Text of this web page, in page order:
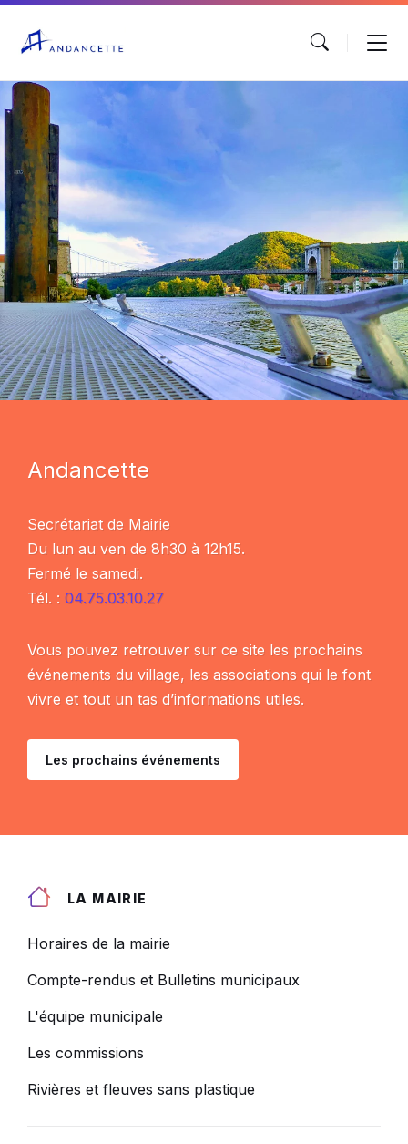
Andancette
Secrétariat de Mairie
Du lun au ven de 8h30 à 12h15.
Fermé le samedi.
Tél. : 04.75.03.10.27
Vous pouvez retrouver sur ce site les prochains
événements du village, les associations qui le font
vivre et tout un tas d’informations utiles.
Les prochains événements
LA MAIRIE
Horaires de la mairie
Compte-rendus et Bulletins municipaux
L'équipe municipale
Les commissions
Rivières et fleuves sans plastique